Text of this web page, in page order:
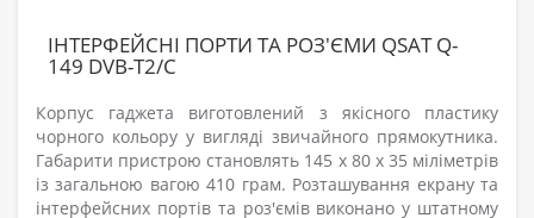
ІНТЕРФЕЙСНІ ПОРТИ ТА РОЗ'ЄМИ QSAT Q-
149 DVB-T2/C
Корпус гаджета виготовлений з якісного пластику
чорного кольору у вигляді звичайного прямокутника.
Габарити пристрою становлять 145 х 80 х 35 міліметрів
із загальною вагою 410 грам. Розташування екрану та
інтерфейсних портів та роз'ємів виконано у штатному